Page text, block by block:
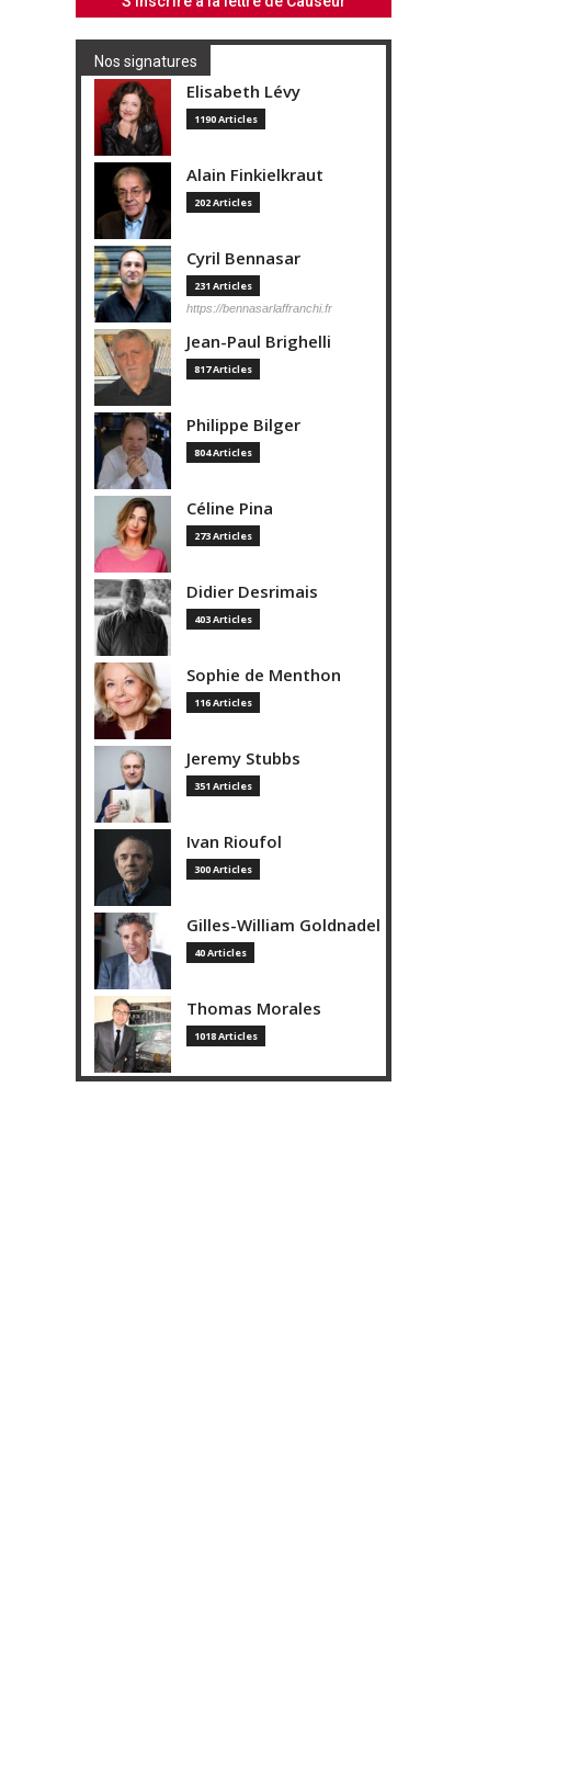
Nos signatures
Elisabeth Lévy
1190 Articles
Alain Finkielkraut
202 Articles
Cyril Bennasar
231 Articles
https://bennasarlaffranchi.fr
Jean-Paul Brighelli
817 Articles
Philippe Bilger
804 Articles
Céline Pina
273 Articles
Didier Desrimais
403 Articles
Sophie de Menthon
116 Articles
Jeremy Stubbs
351 Articles
Ivan Rioufol
300 Articles
Gilles-William Goldnadel
40 Articles
Thomas Morales
1018 Articles